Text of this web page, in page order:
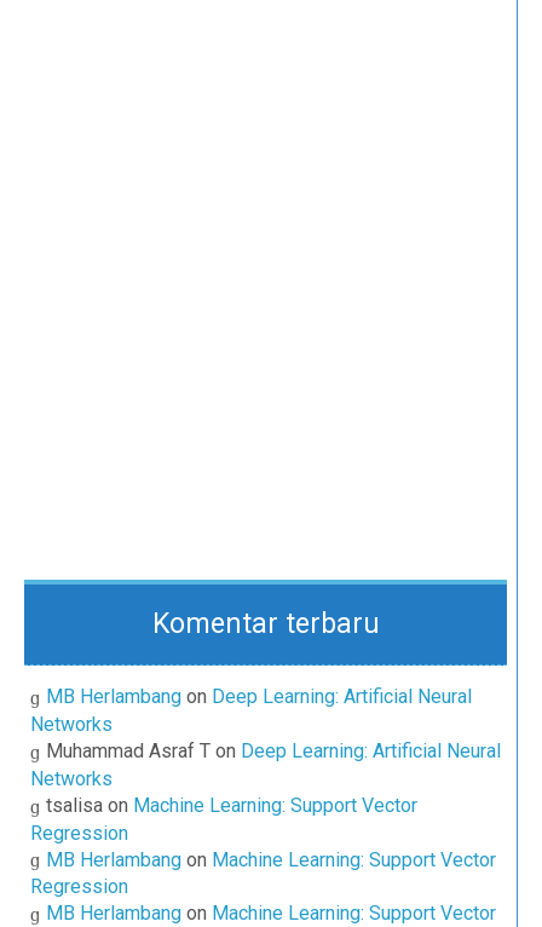
Komentar terbaru
MB Herlambang on Deep Learning: Artificial Neural
Networks
Muhammad Asraf T on Deep Learning: Artificial Neural
Networks
tsalisa on Machine Learning: Support Vector
Regression
MB Herlambang on Machine Learning: Support Vector
Regression
MB Herlambang on Machine Learning: Support Vector